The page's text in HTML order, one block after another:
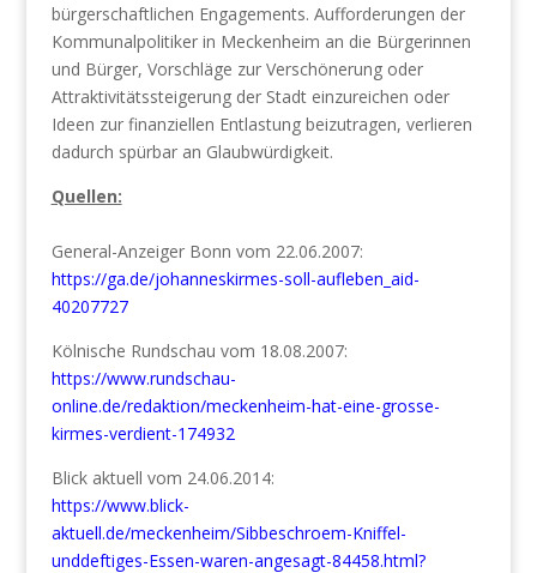
bürgerschaftlichen Engagements. Aufforderungen der
Kommunalpolitiker in Meckenheim an die Bürgerinnen
und Bürger, Vorschläge zur Verschönerung oder
Attraktivitätssteigerung der Stadt einzureichen oder
Ideen zur finanziellen Entlastung beizutragen, verlieren
dadurch spürbar an Glaubwürdigkeit.
Quellen:
General-Anzeiger Bonn vom 22.06.2007:
https://ga.de/johanneskirmes-soll-aufleben_aid-
40207727
Kölnische Rundschau vom 18.08.2007:
https://www.rundschau-
online.de/redaktion/meckenheim-hat-eine-grosse-
kirmes-verdient-174932
Blick aktuell vom 24.06.2014:
https://www.blick-
aktuell.de/meckenheim/Sibbeschroem-Kniffel-
unddeftiges-Essen-waren-angesagt-84458.html?